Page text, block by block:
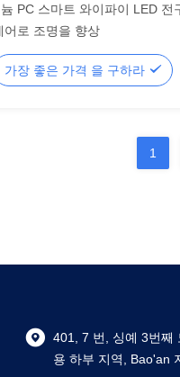
PC 스마트 와이파이 LED 전
어로 조명을 향상
가장 좋은 가격 을 구하라
1
401, 7 번, 싱예 3번째
용 하부 지역, Bao'an